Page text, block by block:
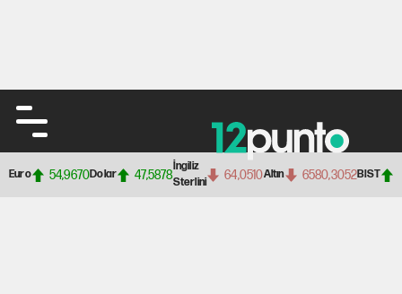
Euro 54,9670Dolar 47,5878
İngiliz
Sterlini
64,0510Altın 6580,3052BIST